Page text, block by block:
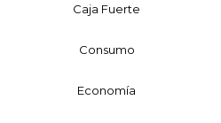
Caja Fuerte
Consumo
Economía